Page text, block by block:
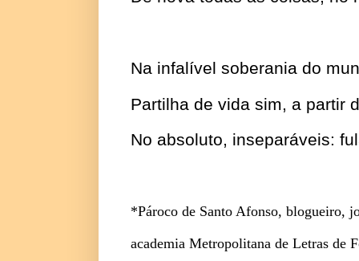
Na infalível soberania do
Partilha de vida sim, a partir
No absoluto, inseparáveis:
*Pároco de Santo Afonso, blogueiro,
academia Metropolitana de Letras de